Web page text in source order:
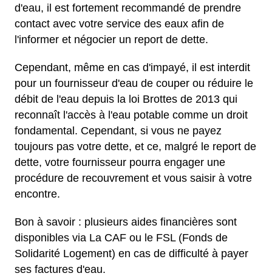
d'eau, il est fortement recommandé de prendre
contact avec votre service des eaux afin de
l'informer et négocier un report de dette.
Cependant, même en cas d'impayé, il est interdit
pour un fournisseur d'eau de couper ou réduire le
débit de l'eau depuis la loi Brottes de 2013 qui
reconnaît l'accès à l'eau potable comme un droit
fondamental. Cependant, si vous ne payez
toujours pas votre dette, et ce, malgré le report de
dette, votre fournisseur pourra engager une
procédure de recouvrement et vous saisir à votre
encontre.
Bon à savoir : plusieurs aides financières sont
disponibles via La CAF ou le FSL (Fonds de
Solidarité Logement) en cas de difficulté à payer
ses factures d'eau.